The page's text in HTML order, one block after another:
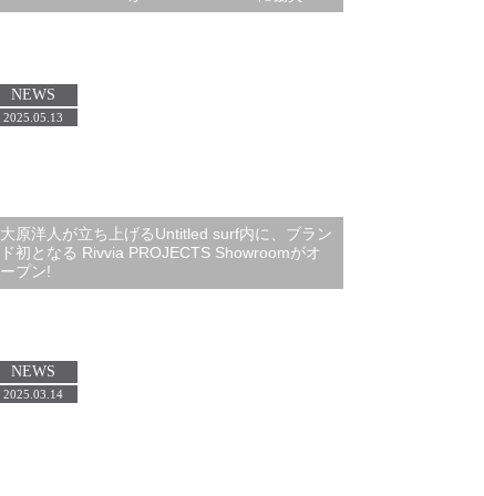
大原洋人が立ち上げるUntitled surf内に、ブラン
ド初となる Rivvia PROJECTS Showroomがオ
ープン!
NEWS
2025.05.13
NEWS
2025.03.14